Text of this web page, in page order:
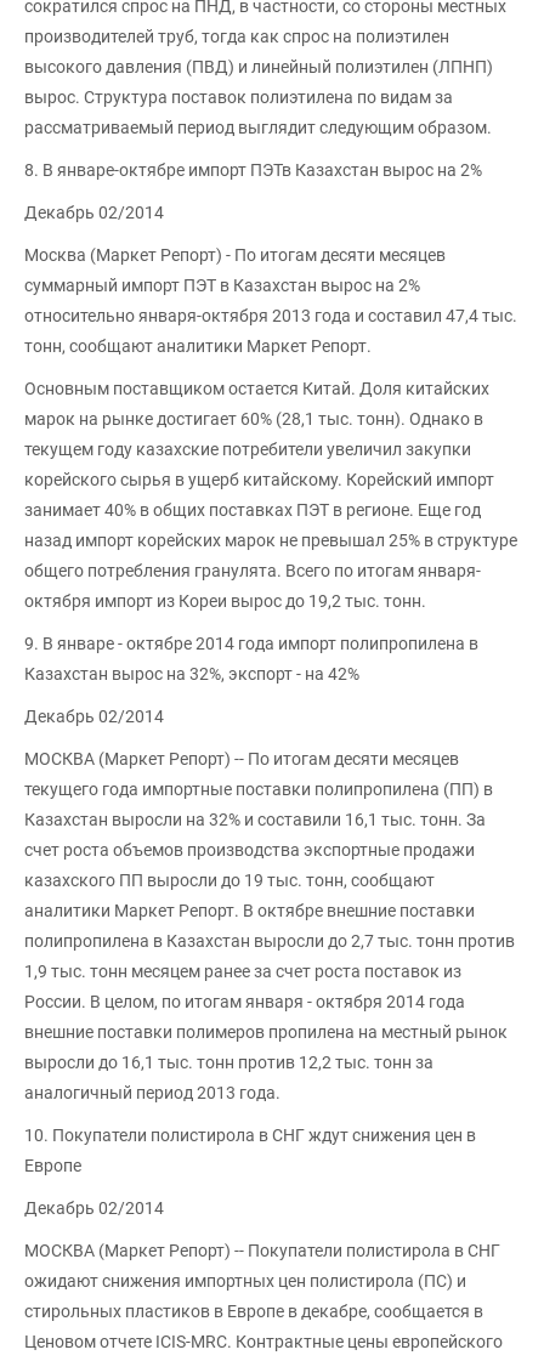
сократился спрос на ПНД, в частности, со стороны местных
производителей труб, тогда как спрос на полиэтилен
высокого давления (ПВД) и линейный полиэтилен (ЛПНП)
вырос. Структура поставок полиэтилена по видам за
рассматриваемый период выглядит следующим образом.
8. В январе-октябре импорт ПЭТв Казахстан вырос на 2%
Декабрь 02/2014
Москва (Маркет Репорт) - По итогам десяти месяцев
суммарный импорт ПЭТ в Казахстан вырос на 2%
относительно января-октября 2013 года и составил 47,4 тыс.
тонн, сообщают аналитики Маркет Репорт.
Основным поставщиком остается Китай. Доля китайских
марок на рынке достигает 60% (28,1 тыс. тонн). Однако в
текущем году казахские потребители увеличил закупки
корейского сырья в ущерб китайскому. Корейский импорт
занимает 40% в общих поставках ПЭТ в регионе. Еще год
назад импорт корейских марок не превышал 25% в структуре
общего потребления гранулята. Всего по итогам января-
октября импорт из Кореи вырос до 19,2 тыс. тонн.
9. В январе - октябре 2014 года импорт полипропилена в
Казахстан вырос на 32%, экспорт - на 42%
Декабрь 02/2014
МОСКВА (Маркет Репорт) -- По итогам десяти месяцев
текущего года импортные поставки полипропилена (ПП) в
Казахстан выросли на 32% и составили 16,1 тыс. тонн. За
счет роста объемов производства экспортные продажи
казахского ПП выросли до 19 тыс. тонн, сообщают
аналитики Маркет Репорт. В октябре внешние поставки
полипропилена в Казахстан выросли до 2,7 тыс. тонн против
1,9 тыс. тонн месяцем ранее за счет роста поставок из
России. В целом, по итогам января - октября 2014 года
внешние поставки полимеров пропилена на местный рынок
выросли до 16,1 тыс. тонн против 12,2 тыс. тонн за
аналогичный период 2013 года.
10. Покупатели полистирола в СНГ ждут снижения цен в
Европе
Декабрь 02/2014
МОСКВА (Маркет Репорт) -- Покупатели полистирола в СНГ
ожидают снижения импортных цен полистирола (ПС) и
стирольных пластиков в Европе в декабре, сообщается в
Ценовом отчете ICIS-MRC. Контрактные цены европейского